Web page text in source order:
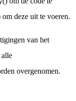
deze uit te voeren.
van het
overgenomen.